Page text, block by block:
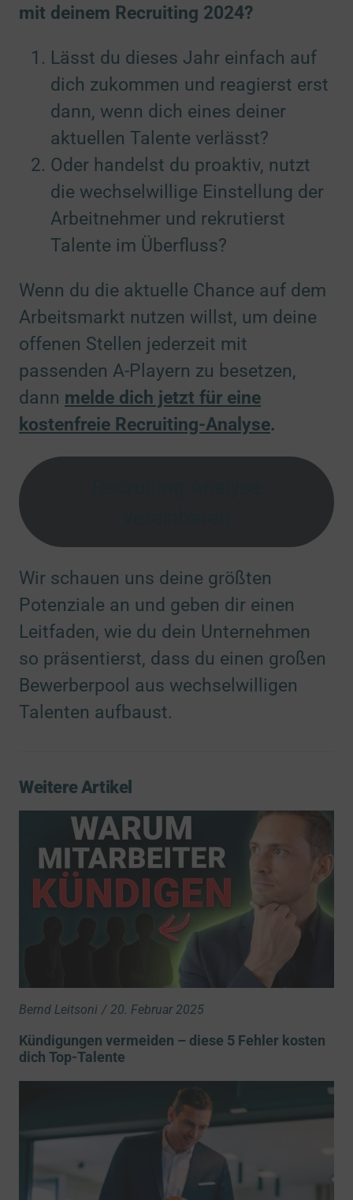
mit deinem Recruiting 2024?
Lässt du dieses Jahr einfach auf
dich zukommen und reagierst erst
dann, wenn dich eines deiner
aktuellen Talente verlässt?
Oder handelst du proaktiv, nutzt
die wechselwillige Einstellung der
Arbeitnehmer und rekrutierst
Talente im Überfluss?
Wenn du die aktuelle Chance auf dem
Arbeitsmarkt nutzen willst, um deine
offenen Stellen jederzeit mit
passenden A-Playern zu besetzen,
dann melde dich jetzt für eine
kostenfreie Recruiting-Analyse.
Wir schauen uns deine größten
Potenziale an und geben dir einen
Leitfaden, wie du dein Unternehmen
so präsentierst, dass du einen großen
Bewerberpool aus wechselwilligen
Talenten aufbaust.
Weitere Artikel
Bernd Leitsoni / 20. Februar 2025
Kündigungen vermeiden – diese 5 Fehler kosten
dich Top-Talente